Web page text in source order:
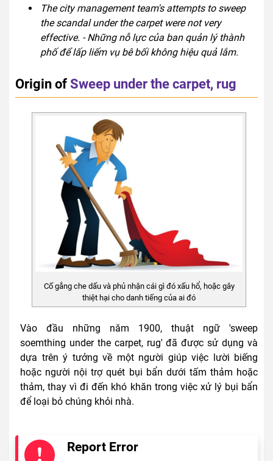
The city management team's attempts to sweep
the scandal under the carpet were not very
effective. - Những nỗ lực của ban quản lý thành
phố để lấp liếm vụ bê bối không hiệu quả lắm.
Origin ofSweep under the carpet, rug
Cố gắng che dấu và phủ nhận cái gì đó xấu hổ, hoặc gây
thiệt hại cho danh tiếng của ai đó
Vào đầu những năm 1900, thuật ngữ 'sweep
soemthing under the carpet, rug' đã được sử dụng và
dựa trên ý tưởng về một người giúp việc lười biếng
hoặc người nội trợ quét bụi bẩn dưới tấm thảm hoặc
thảm, thay vì đi đến khó khăn trong việc xử lý bụi bẩn
để loại bỏ chúng khỏi nhà.
Report Error